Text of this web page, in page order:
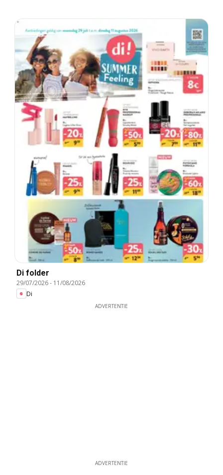
Di folder
29/07/2026- 11/08/2026
Di
ADVERTENTIE
ADVERTENTIE